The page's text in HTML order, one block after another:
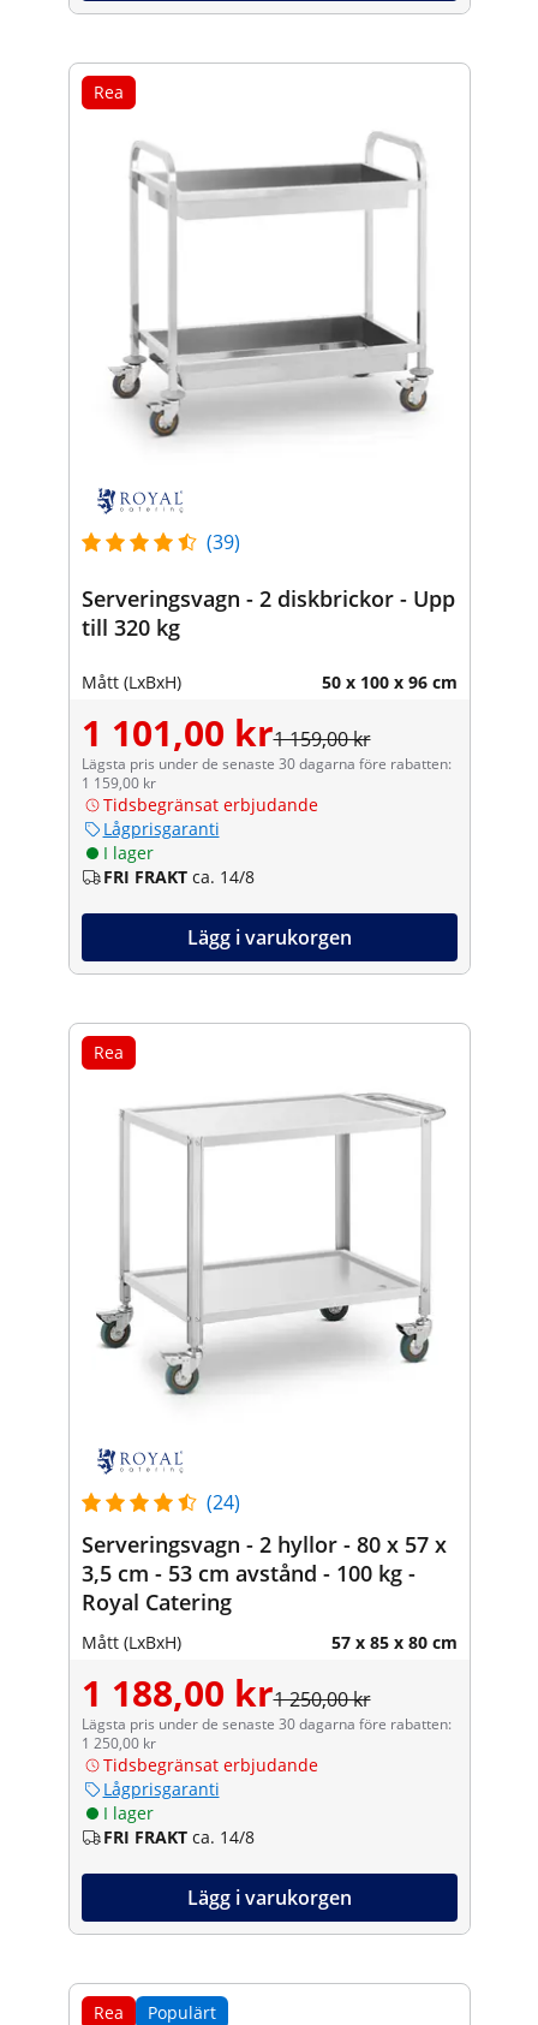
Rea
(39)
Serveringsvagn - 2 diskbrickor - Upp
till 320 kg
Mått (LxBxH) 50 x 100 x 96 cm
1 101,00 kr1 159,00 kr
Lägsta pris under de senaste 30 dagarna före rabatten:
1 159,00 kr
Tidsbegränsat erbjudande
Lågprisgaranti
I lager
FRI FRAKT ca. 14/8
Lägg i varukorgen
Rea
(24)
Serveringsvagn - 2 hyllor - 80 x 57 x
3,5 cm - 53 cm avstånd - 100 kg -
Royal Catering
Mått (LxBxH) 57 x 85 x 80 cm
1 188,00 kr1 250,00 kr
Lägsta pris under de senaste 30 dagarna före rabatten:
1 250,00 kr
Tidsbegränsat erbjudande
Lågprisgaranti
I lager
FRI FRAKT ca. 14/8
Lägg i varukorgen
Rea Populärt